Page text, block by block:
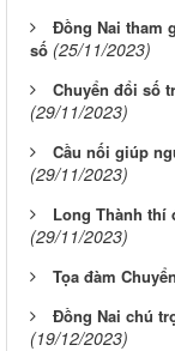
Đồng Nai tham
số (25/11/2023)
Chuyển đổi số
(29/11/2023)
Cầu nối giúp
(29/11/2023)
Long Thành thí
(29/11/2023)
Tọa đàm
Đồng Nai chú
(19/12/2023)